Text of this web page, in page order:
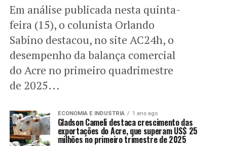
Em análise publicada nesta quinta-
feira (15), o colunista Orlando
Sabino destacou, no site AC24h, o
desempenho da balança comercial
do Acre no primeiro quadrimestre
de 2025...
ECONOMIA E INDUSTRIA 1 ano ago
Gladson Cameli destaca crescimento das
exportações do Acre, que superam US$ 25
milhões no primeiro trimestre de 2025